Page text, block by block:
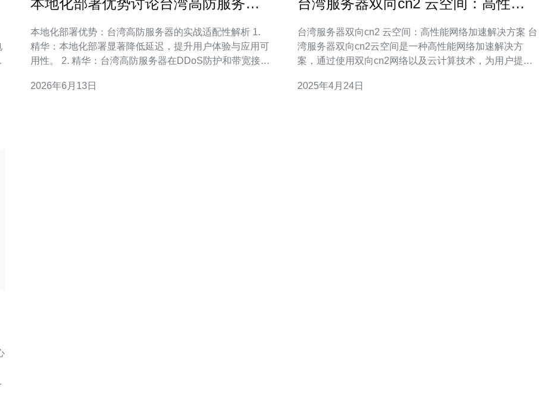
本地化部署优势讨论台湾高防服务器
本地化部署优势：台湾高防服务器的实战适配性解析 1.
精华：本地化部署显著降低延迟，提升用户体验与应用可
用性。 2. 精华：台湾高防服务器在DDoS防护和带宽接入
地区网络环境的法遵合规与数据主权需求，减少跨境风
2026年6月13日
台湾服务器双向cn2 云空间：高性能
台湾服务器双向cn2 云空间：高性能网络加速解决方案 台
湾服务器双向cn2云空间是一种高性能网络加速解决方
案，通过使用双向cn2网络以及云计算技术，为用户提供
网枢纽，具有出色的网络连接质量和可靠性。 台湾服务器
2025年4月24日